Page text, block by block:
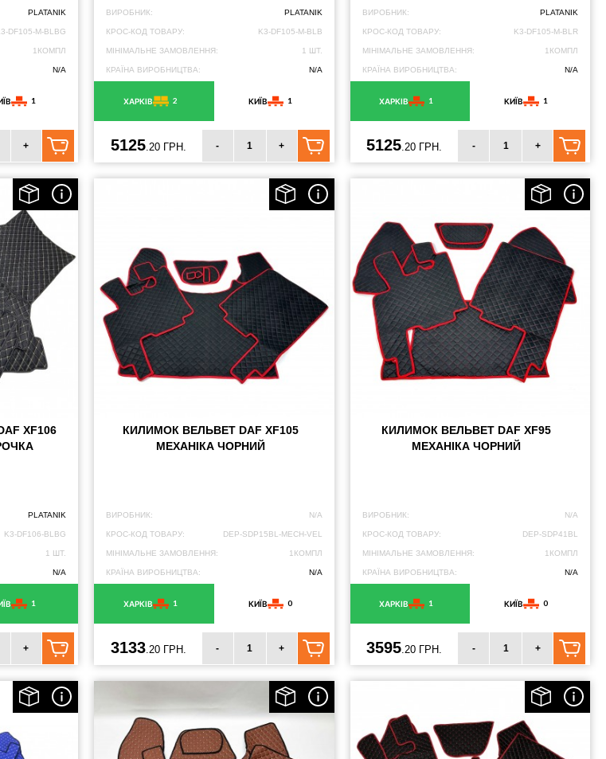
PLATANIK
DF105-M-BLBG
1КОМПЛ
N/A
1
+
ВИРОБНИК: PLATANIK
КРОС-КОД ТОВАРУ: K3-DF105-M-BLB
МІНІМАЛЬНЕ ЗАМОВЛЕННЯ: 1 ШТ.
КРАЇНА ВИРОБНИЦТВА: N/A
ХАРКІВ 2 КИЇВ 1
5125.20 ГРН. - +
ВИРОБНИК: PLATANIK
КРОС-КОД ТОВАРУ: K3-DF105-M-BLR
МІНІМАЛЬНЕ ЗАМОВЛЕННЯ: 1КОМПЛ
КРАЇНА ВИРОБНИЦТВА: N/A
ХАРКІВ 1 КИЇВ 1
5125.20 ГРН. - +
XF106
PLATANIK
K3-DF106-BLBG
1 ШТ.
N/A
1
+
КИЛИМОК ВЕЛЬВЕТ DAF XF105
МЕХАНІКА ЧОРНИЙ
ВИРОБНИК: N/A
КРОС-КОД ТОВАРУ: DEP-SDP15BL-MECH-VEL
МІНІМАЛЬНЕ ЗАМОВЛЕННЯ: 1КОМПЛ
КРАЇНА ВИРОБНИЦТВА: N/A
ХАРКІВ 1 КИЇВ 0
3133.20 ГРН. - +
КИЛИМОК ВЕЛЬВЕТ DAF XF95
МЕХАНІКА ЧОРНИЙ
ВИРОБНИК: N/A
КРОС-КОД ТОВАРУ: DEP-SDP41BL
МІНІМАЛЬНЕ ЗАМОВЛЕННЯ: 1КОМПЛ
КРАЇНА ВИРОБНИЦТВА: N/A
ХАРКІВ 1 КИЇВ 0
3595.20 ГРН. - +